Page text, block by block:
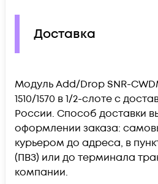
Доставка
Модуль Add/Drop SNR-
1510/1570 в 1/2-слоте c
России. Способ доставки
оформлении заказа:
курьером до адреса, в
(ПВЗ) или до терминала
компании.